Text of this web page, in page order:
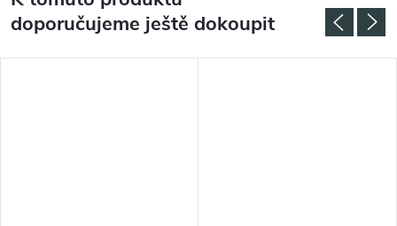
doporučujeme ještě dokoupit